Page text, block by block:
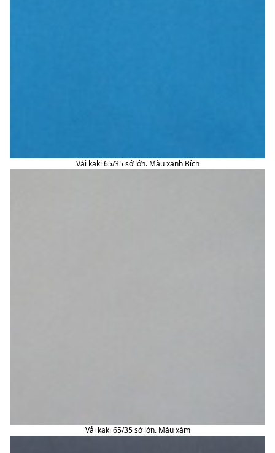
Vải kaki 65/35 sớ lớn. Màu xanh Bích
Vải kaki 65/35 sớ lớn. Màu xám